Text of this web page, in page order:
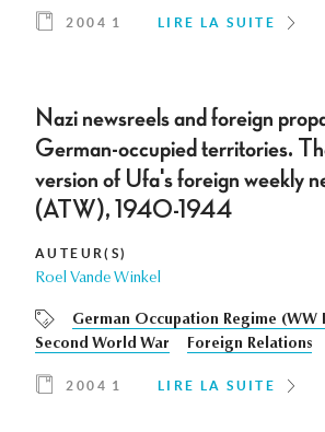
2004 1 LIRE LA SUITE
Nazi newsreels and foreign
German-occupied territories.
version of Ufa's foreign weekly
(ATW), 1940-1944
AUTEUR(S)
Roel Vande Winkel
German Occupation Regime (WW
Second World War
Foreign Relations
2004 1 LIRE LA SUITE